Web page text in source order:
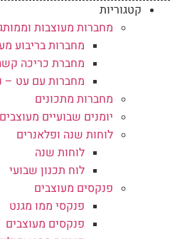
קטגוריות
מחברות מעוצבות
מחברות בריבוע
מחברת כריכה
מחברות עם עט –
מחברות מתכונים
יומנים שבועיים מעוצבים
לוחות שנה ופלאנרים
לוחות שנה
לוח תכנון שבועי
פנקסים מעוצבים
פנקסי ממו מגנט
פנקסים מעוצבים